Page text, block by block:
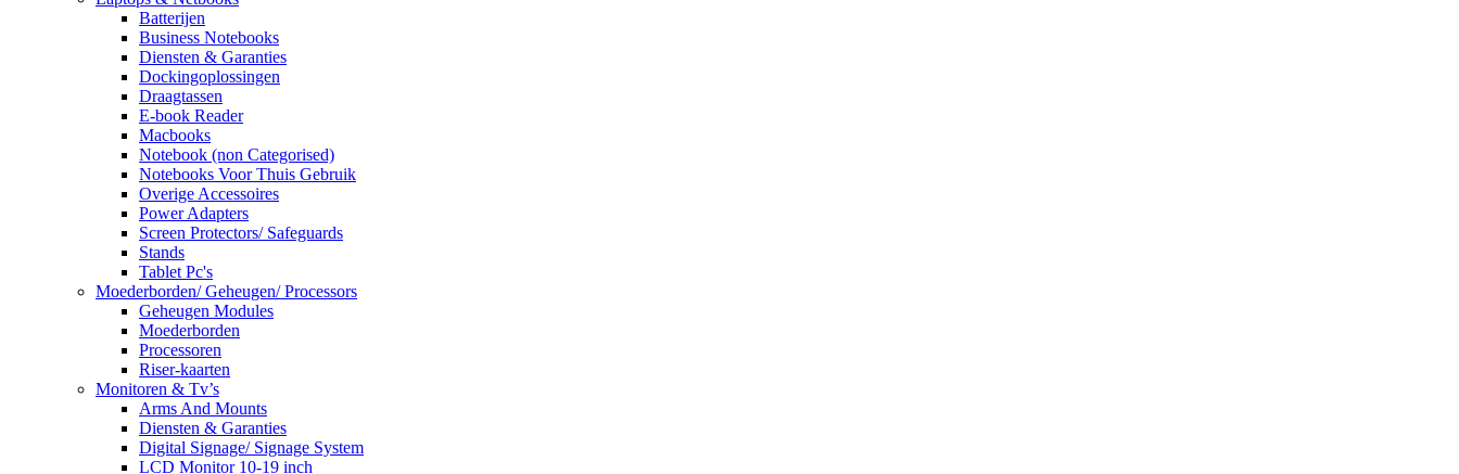
Batterijen
Business Notebooks
Diensten & Garanties
Dockingoplossingen
Draagtassen
E-book Reader
Macbooks
Notebook (non Categorised)
Notebooks Voor Thuis Gebruik
Overige Accessoires
Power Adapters
Screen Protectors/ Safeguards
Stands
Tablet Pc's
Moederborden/ Geheugen/ Processors
Geheugen Modules
Moederborden
Processoren
Riser-kaarten
Monitoren & Tv’s
Arms And Mounts
Diensten & Garanties
Digital Signage/ Signage System
LCD Monitor 10-19 inch